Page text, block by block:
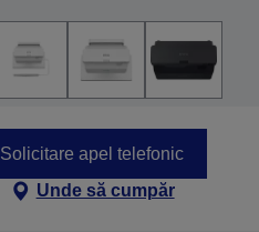
Solicitare apel telefonic
Unde să cumpăr